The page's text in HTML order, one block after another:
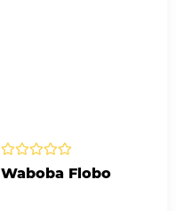
Waboba Flobo